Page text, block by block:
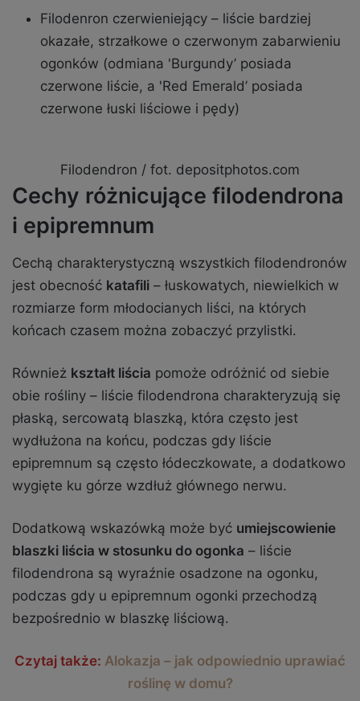
Filodenron czerwieniejący – liście bardziej
okazałe, strzałkowe o czerwonym zabarwieniu
ogonków (odmiana 'Burgundy’ posiada
czerwone liście, a 'Red Emerald’ posiada
czerwone łuski liściowe i pędy)
Filodendron / fot. depositphotos.com
Cechy różnicujące filodendrona
i epipremnum
Cechą charakterystyczną wszystkich filodendronów
jest obecność katafili – łuskowatych, niewielkich w
rozmiarze form młodocianych liści, na których
końcach czasem można zobaczyć przylistki.
Również kształt liścia pomoże odróżnić od siebie
obie rośliny – liście filodendrona charakteryzują się
płaską, sercowatą blaszką, która często jest
wydłużona na końcu, podczas gdy liście
epipremnum są często łódeczkowate, a dodatkowo
wygięte ku górze wzdłuż głównego nerwu.
Dodatkową wskazówką może być umiejscowienie
blaszki liścia w stosunku do ogonka – liście
filodendrona są wyraźnie osadzone na ogonku,
podczas gdy u epipremnum ogonki przechodzą
bezpośrednio w blaszkę liściową.
Czytaj także: Alokazja – jak odpowiednio uprawiać
roślinę w domu?